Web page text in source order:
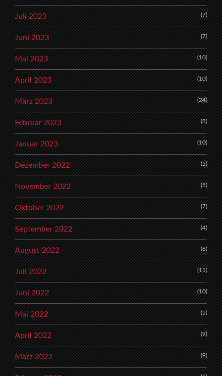
Juli 2023 (7)
Juni 2023 (7)
Mai 2023 (10)
April 2023 (10)
März 2023 (24)
Februar 2023 (8)
Januar 2023 (10)
Dezember 2022 (5)
November 2022 (5)
Oktober 2022 (7)
September 2022 (4)
August 2022 (6)
Juli 2022 (11)
Juni 2022 (10)
Mai 2022 (5)
April 2022 (9)
März 2022 (9)